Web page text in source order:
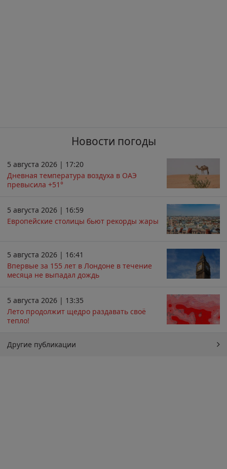
Новости погоды
5 августа 2026 | 17:20
Дневная температура воздуха в ОАЭ
превысила +51°
5 августа 2026 | 16:59
Европейские столицы бьют рекорды жары
5 августа 2026 | 16:41
Впервые за 155 лет в Лондоне в течение
месяца не выпадал дождь
5 августа 2026 | 13:35
Лето продолжит щедро раздавать своё
тепло!
Другие публикации